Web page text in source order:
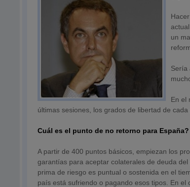
un
Sería
En el
últimas sesiones, los grados de libertad de
Cuál es el punto de no retorno para
A partir de 400 puntos básicos, empiezan los
garantías para aceptar colaterales de deuda
prima de riesgo es puntual o sostenida en el
país está sufriendo o pagando esos tipos. En